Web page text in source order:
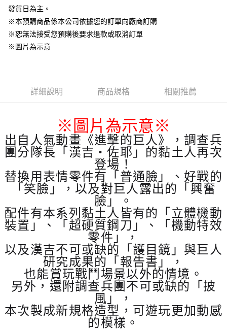
預購訂單-離島宅配專用-(澎湖/金門/馬祖)(🔺不同預購月份建議分開
結帳，避免整筆訂單等超久)
每筆NT$220
發貨日為主。
※本預購商品係本公司依據您的訂單向廠商訂購
※恕無法接受您預購後要求退款或取消訂單
※圖片為示意
詳細說明 商品規格 相關推薦
※ 圖片為示意※
出自人氣動畫《進擊的巨人》，調查兵
團分隊長「漢吉‧佐耶」的黏土人再次
登場！
替換用表情零件有「普通臉」、好戰的
「笑臉」，以及對巨人露出的「興奮
臉」。
配件有本系列黏土人皆有的「立體機動
裝置」、「超硬質鋼刀」、「機動特效
零件」，
以及漢吉不可或缺的「護目鏡」與巨人
研究成果的「報告書」，
也能賞玩戰鬥場景以外的情境。
另外，還附調查兵團不可或缺的「披
風」
，
本次製成新規格造型，可遊玩更加動感
的模樣。